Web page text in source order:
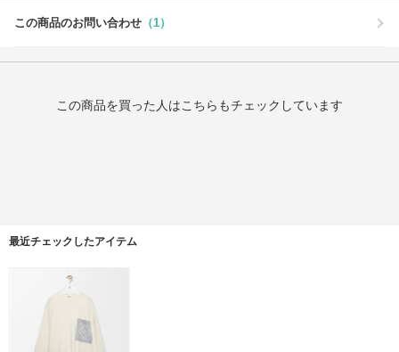
この商品のお問い合わせ （1）
この商品を買った人はこちらもチェックしています
最近チェックしたアイテム